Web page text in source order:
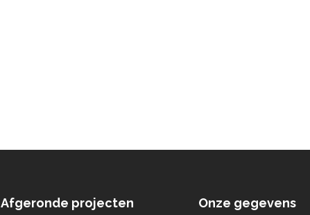
Afgeronde projecten Onze gegevens